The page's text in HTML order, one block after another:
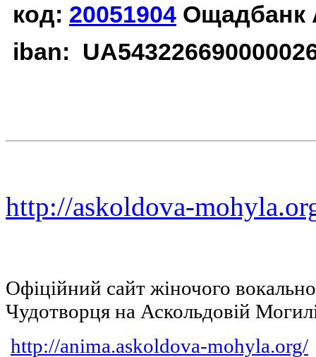
код: 20051904 Ощадбанк
iban:
http://askoldova-
Офіційний сайт жіночого
Чудотворця на Аскольдовій
http://anima.askoldova-mohyla.org/